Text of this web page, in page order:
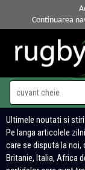
Continuarea
Ultimele noutati si
Pe langa articolele
care se disputa la noi,
Britanie, Italia, Africa